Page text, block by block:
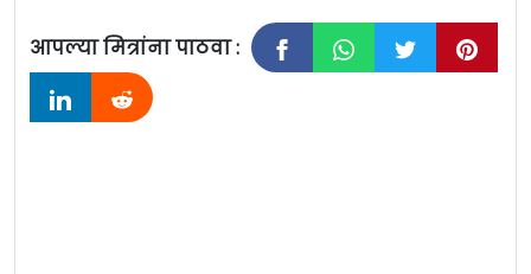
आपल्या मित्रांना पाठवा :